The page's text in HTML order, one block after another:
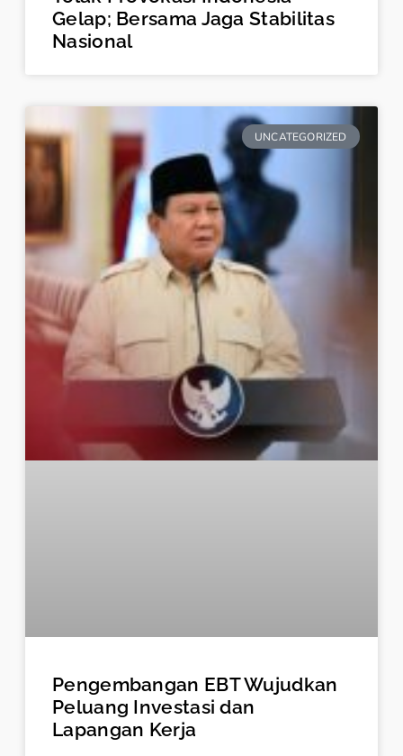
Gelap; Bersama Jaga Stabilitas
Nasional
UNCATEGORIZED
Pengembangan EBT Wujudkan
Peluang Investasi dan
Lapangan Kerja